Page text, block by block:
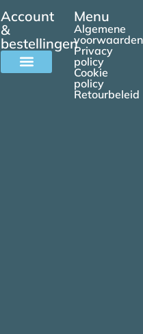
Account
&
bestellingen
Menu
Algemene
voorwaarden
Privacy
policy
Cookie
policy
Retourbeleid